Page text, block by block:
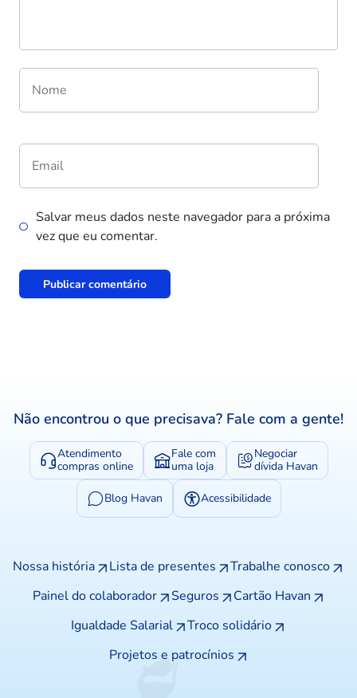
Salvar meus dados neste navegador para a próxima
vez que eu comentar.
Não encontrou o que precisava? Fale com a gente!
Atendimento
compras online
Fale com
uma loja
Negociar
dívida Havan
Blog Havan Acessibilidade
Nossa história Lista de presentes
Trabalhe conosco
Painel do colaborador
Seguros
Cartão Havan
Igualdade Salarial
Troco solidário
Projetos e patrocínios